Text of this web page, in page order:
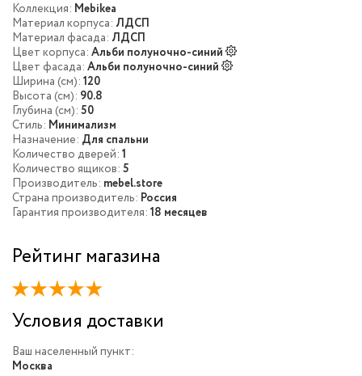
Коллекция: Mebikea
Материал корпуса: ЛДСП
Материал фасада: ЛДСП
Цвет корпуса: Альби полуночно-синий
Цвет фасада: Альби полуночно-синий
Ширина (см): 120
Высота (см): 90.8
Глубина (см): 50
Стиль: Минимализм
Назначение: Для спальни
Количество дверей: 1
Количество ящиков: 5
Производитель: mebel.store
Страна производитель: Россия
Гарантия производителя: 18 месяцев
Рейтинг магазина
Условия доставки
Ваш населенный пункт:
Москва